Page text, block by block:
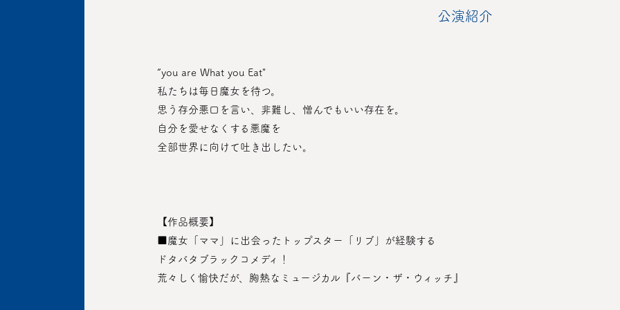
公演紹介
“you are What you Eat"
私たちは毎日魔女を待つ。
思う存分悪口を言い、非難し、憎んでもいい存在を。
自分を愛せなくする悪魔を
全部世界に向けて吐き出したい。
【作品概要】
■魔女「ママ」に出会ったトップスター「リブ」が経験する
ドタバタブラックコメディ！
荒々しく愉快だが、胸熱なミュージカル『バーン・ザ・ウィッチ』